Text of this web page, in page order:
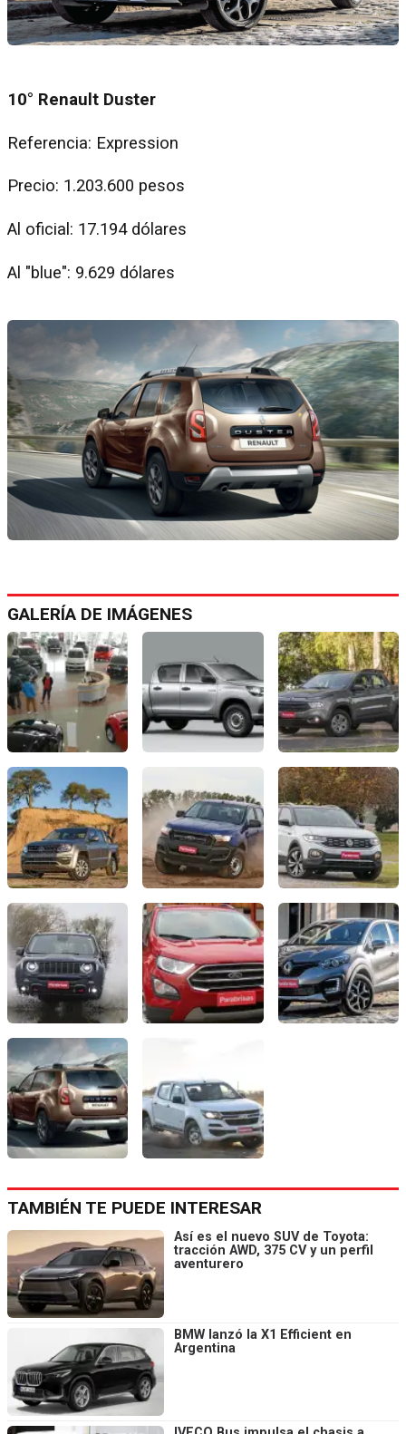
10° Renault Duster
Referencia: Expression
Precio: 1.203.600 pesos
Al oficial: 17.194 dólares
Al "blue": 9.629 dólares
GALERÍA DE IMÁGENES
TAMBIÉN TE PUEDE INTERESAR
Así es el nuevo SUV de Toyota:
tracción AWD, 375 CV y un perfil
aventurero
BMW lanzó la X1 Efficient en
Argentina